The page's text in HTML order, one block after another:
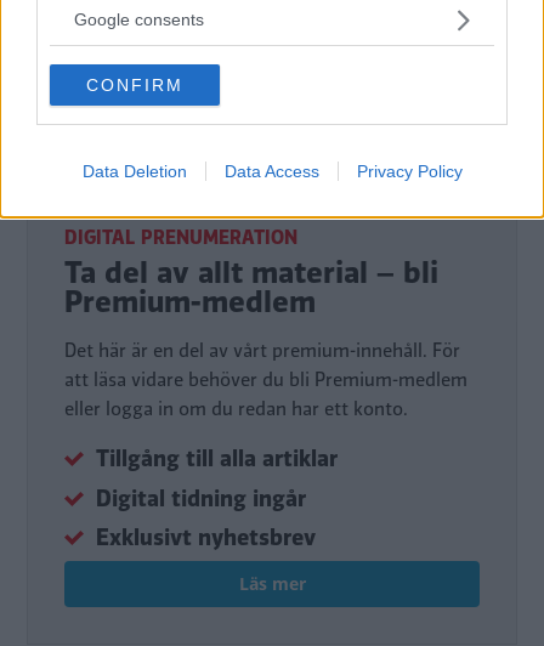
not limited to your visit or usage behaviour. You may click to
use your data for below specified purposes in below Google
consent section.
Google consents
CONFIRM
Data Deletion Data Access Privacy Policy
Det här är en låst artikel.
att fortsätta läsa.
DIGITAL PRENUMERATION
Ta del av allt material – bli
Premium-medlem
Det här är en del av vårt premium-innehåll. För
att läsa vidare behöver du bli Premium-medlem
eller logga in om du redan har ett konto.
Tillgång till alla artiklar
Digital tidning ingår
Exklusivt nyhetsbrev
Läs mer